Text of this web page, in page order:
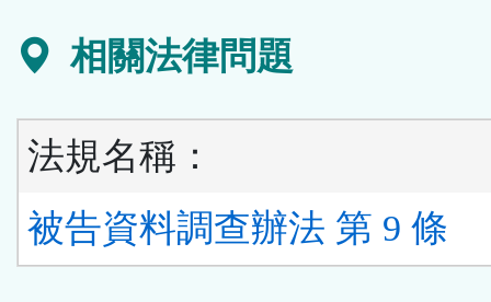
相關法律問題
法規名稱：
被告資料調查辦法 第 9 條